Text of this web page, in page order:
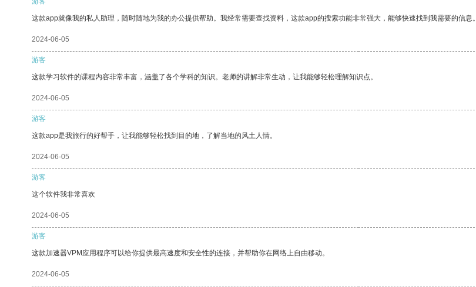
这款app就像我的私人助理，随时随地为我的办公提供帮助。我经常需要查找资料，这款app的搜索功能非常强大，能够快速找到我需要的信息。
2024-06-05
游客
这款学习软件的课程内容非常丰富，涵盖了各个学科的知识。老师的讲解非常生动，让我能够轻松理解知识点。
2024-06-05
游客
这款app是我旅行的好帮手，让我能够轻松找到目的地，了解当地的风土人情。
2024-06-05
游客
这个软件我非常喜欢
2024-06-05
游客
这款加速器VPM应用程序可以给你提供最高速度和安全性的连接，并帮助你在网络上自由移动。
2024-06-05